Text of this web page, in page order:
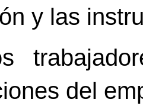
y las
del